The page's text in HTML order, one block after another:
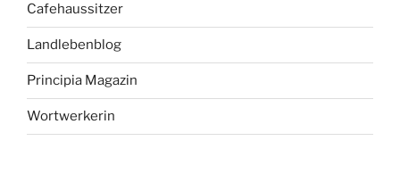
Cafehaussitzer
Landlebenblog
Principia Magazin
Wortwerkerin